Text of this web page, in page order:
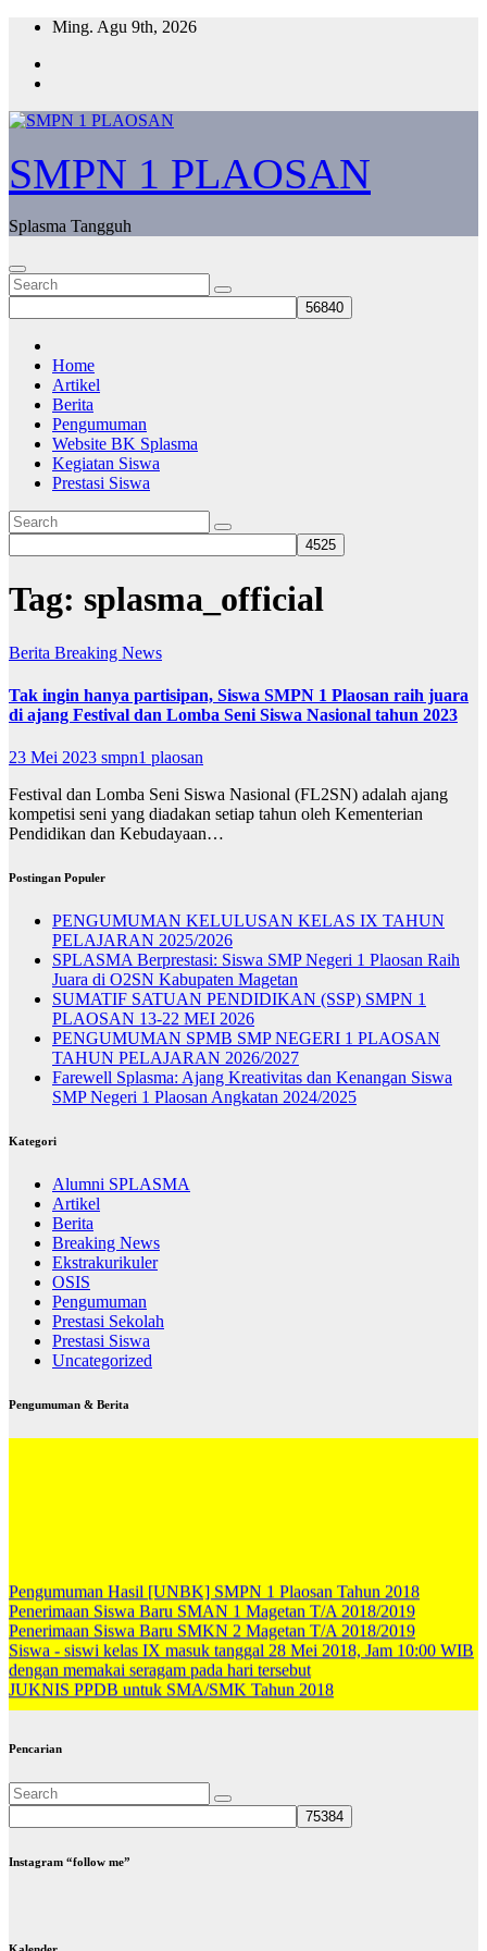
Skip
content
Ming. Agu 9th, 2026
SMPN 1 PLAOSAN
Splasma Tangguh
Home
Artikel
Berita
Pengumuman
Website BK Splasma
Kegiatan Siswa
Prestasi Siswa
Tag: splasma_official
Berita Breaking News
Tak ingin hanya partisipan, Siswa SMPN 1 Plaosan raih juara
di ajang Festival dan Lomba Seni Siswa Nasional tahun 2023
23 Mei 2023 smpn1 plaosan
Festival dan Lomba Seni Siswa Nasional (FL2SN) adalah ajang
kompetisi seni yang diadakan setiap tahun oleh Kementerian
Pendidikan dan Kebudayaan…
Postingan Populer
PENGUMUMAN KELULUSAN KELAS IX TAHUN
PELAJARAN 2025/2026
SPLASMA Berprestasi: Siswa SMP Negeri 1 Plaosan Raih
Juara di O2SN Kabupaten Magetan
SUMATIF SATUAN PENDIDIKAN (SSP) SMPN 1
PLAOSAN 13-22 MEI 2026
PENGUMUMAN SPMB SMP NEGERI 1 PLAOSAN
TAHUN PELAJARAN 2026/2027
Farewell Splasma: Ajang Kreativitas dan Kenangan Siswa
SMP Negeri 1 Plaosan Angkatan 2024/2025
Kategori
Alumni SPLASMA
Artikel
Berita
Breaking News
Ekstrakurikuler
OSIS
Pengumuman
Prestasi Sekolah
Prestasi Siswa
Uncategorized
Pengumuman & Berita
Pengumuman Hasil [UNBK] SMPN 1 Plaosan Tahun 2018
Penerimaan Siswa Baru SMAN 1 Magetan T/A 2018/2019
Penerimaan Siswa Baru SMKN 2 Magetan T/A 2018/2019
Siswa - siswi kelas IX masuk tanggal 28 Mei 2018, Jam 10:00 WIB
dengan memakai seragam pada hari tersebut
JUKNIS PPDB untuk SMA/SMK Tahun 2018
Pencarian
Instagram “follow me”